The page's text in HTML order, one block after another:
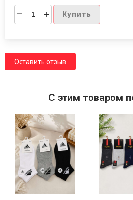
– + Купить
Оставить отзыв
C этим товаром